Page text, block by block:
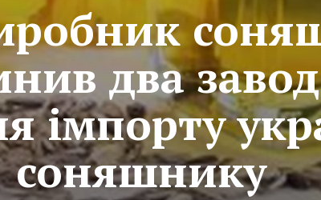
два
імпорту
соняшнику